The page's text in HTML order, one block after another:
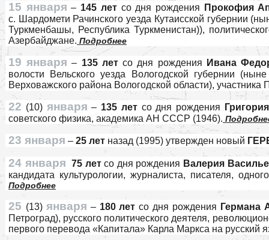
15 января – 145 летсо дня рождения
Прокофия
с. Шардомети Рачинского уезда Кутаисской губернии
Туркменбашы, Республика Туркменистан)),
Азербайджане. Подробнее
19 января – 135 летсо дня рождения
Ивана
волости Вельского уезда Вологодской губернии
Верховажского района Вологодской области),
22 (10) января – 135 летсо дня рождения
советского физика, академика АН СССР (1946).
23 января – 25 лет назад (1995) утвержден новый
24 января 75 летсо дня рождения Валерия
кандидата культурологии, журналиста, писателя,
Подробнее
25 (13) января – 180 лет со дня рождения Германа
Петроград), русского политического деятеля,
первого перевода «Капитала» Карла Маркса на русский